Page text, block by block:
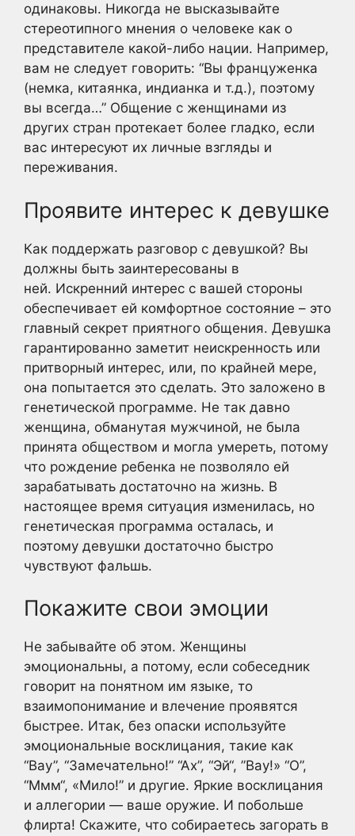
одинаковы. Никогда не высказывайте
стереотипного мнения о человеке как о
представителе какой-либо нации. Например,
вам не следует говорить: “Вы француженка
(немка, китаянка, индианка и т.д.), поэтому
вы всегда…” Общение с женщинами из
других стран протекает более гладко, если
вас интересуют их личные взгляды и
переживания.
Проявите интерес к девушке
Как поддержать разговор с девушкой? Вы
должны быть заинтересованы в
ней. Искренний интерес с вашей стороны
обеспечивает ей комфортное состояние – это
главный секрет приятного общения. Девушка
гарантированно заметит неискренность или
притворный интерес, или, по крайней мере,
она попытается это сделать. Это заложено в
генетической программе. Не так давно
женщина, обманутая мужчиной, не была
принята обществом и могла умереть, потому
что рождение ребенка не позволяло ей
зарабатывать достаточно на жизнь. В
настоящее время ситуация изменилась, но
генетическая программа осталась, и
поэтому девушки достаточно быстро
чувствуют фальшь.
Покажите свои эмоции
Не забывайте об этом. Женщины
эмоциональны, а потому, если собеседник
говорит на понятном им языке, то
взаимопонимание и влечение проявятся
быстрее. Итак, без опаски используйте
эмоциональные восклицания, такие как
“Вау”, “Замечательно!” “Ах”, “Эй“, ”Вау!» “О”,
“Ммм“, «Мило!” и другие. Яркие восклицания
и аллегории — ваше оружие. И побольше
флирта! Скажите, что собираетесь загорать в